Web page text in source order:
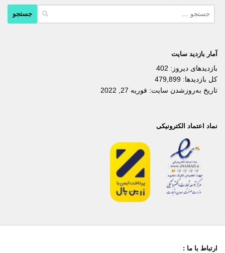
آمار بازدید سایت
بازدیدهای دیروز: 402
کل بازدیدها: 479,899
تاریخ به‌روزشدن سایت: فوریه 27, 2022
نماد اعتماد الکترونیکی
ارتباط با ما :